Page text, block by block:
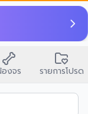
งจร รายการโปรด